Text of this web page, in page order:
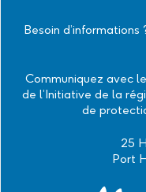
Besoin
Communiquez avec
de l’Initiative de la
de
25
Port